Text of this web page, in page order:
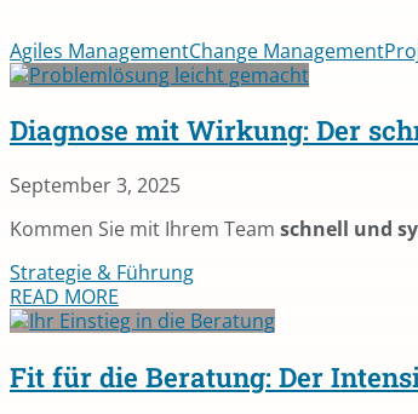
Agiles ManagementChange Management
Diagnose mit Wirkung: Der
September 3, 2025
Kommen Sie mit Ihrem Team schnell und
Strategie & Führung
READ MORE
Fit für die Beratung: Der